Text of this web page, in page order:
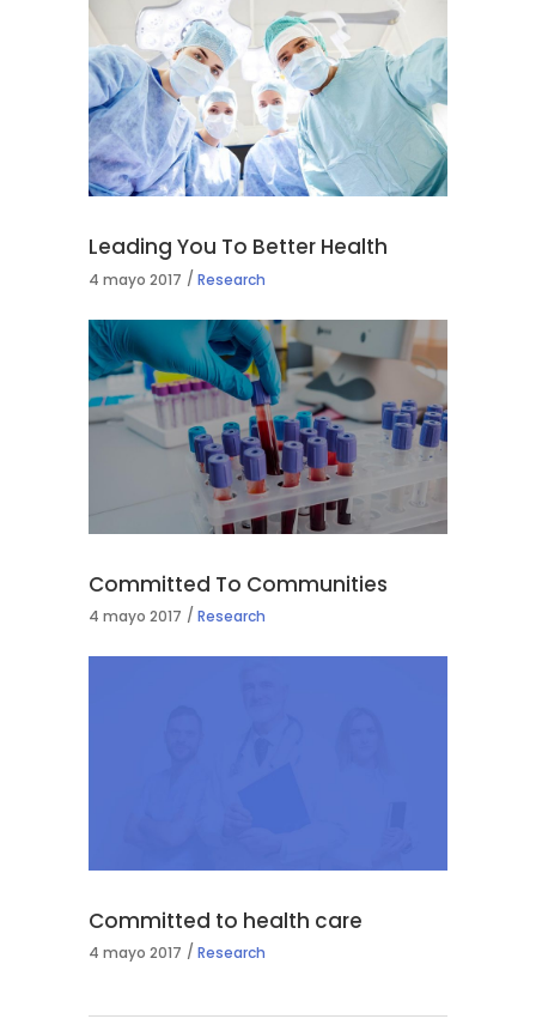
Leading You To Better Health
4 mayo 2017 Research
Committed To Communities
4 mayo 2017 Research
Committed to health care
4 mayo 2017 Research